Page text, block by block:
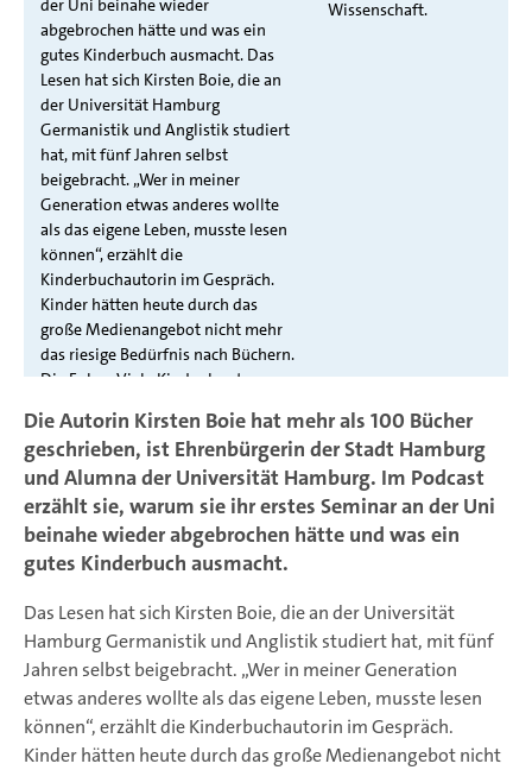
Die Autorin Kirsten Boie hat mehr als 100 Bücher
geschrieben, ist Ehrenbürgerin der Stadt Hamburg
und Alumna der Universität Hamburg. Im Podcast
erzählt sie, warum sie ihr erstes Seminar an der Uni
beinahe wieder abgebrochen hätte und was ein
gutes Kinderbuch ausmacht.
Das Lesen hat sich Kirsten Boie, die an der Universität
Hamburg Germanistik und Anglistik studiert hat, mit fünf
Jahren selbst beigebracht. „Wer in meiner Generation
etwas anderes wollte als das eigene Leben, musste lesen
können“, erzählt die Kinderbuchautorin im Gespräch.
Kinder hätten heute durch das große Medienangebot nicht